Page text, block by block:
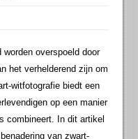
worden overspoeld door
het verhelderend zijn om
witfotografie biedt een
op een manier
combineert. In dit artikel
van zwart-